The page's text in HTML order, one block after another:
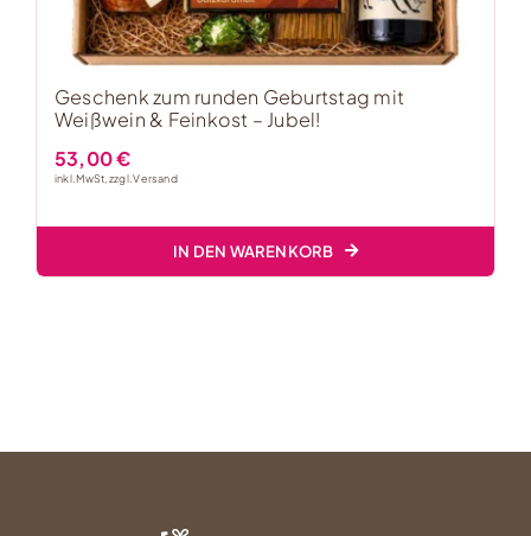
Geschenk zum runden Geburtstag mit
Weißwein & Feinkost – Jubel!
53,00€
inkl. MwSt, zzgl.Versand
IN DEN WARENKORB